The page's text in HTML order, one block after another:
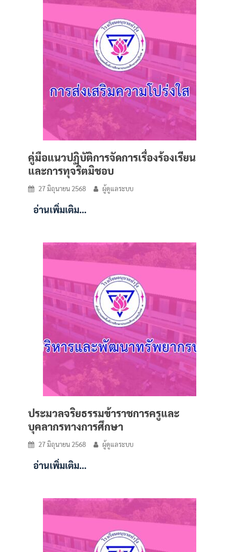
คู่มือแนวปฏิบัติการจัดการเรื่องร้องเรียน
และการทุจริตมิชอบ
27 มิถุนายน 2568 ผู้ดูแลระบบ
อ่านเพิ่มเติม…
ประมวลจริยธรรมข้าราชการครูและ
บุคลากรทางการศึกษา
27 มิถุนายน 2568 ผู้ดูแลระบบ
อ่านเพิ่มเติม…